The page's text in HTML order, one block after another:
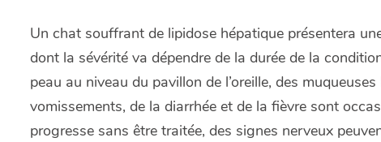
Un chat souffrant de lipidose hépatique présentera
dont la sévérité va dépendre de la durée de la
peau au niveau du pavillon de l’oreille, des
vomissements, de la diarrhée et de la fièvre sont
progresse sans être traitée, des signes nerveux